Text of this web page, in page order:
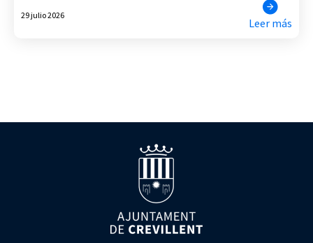
29 julio 2026
Leer más